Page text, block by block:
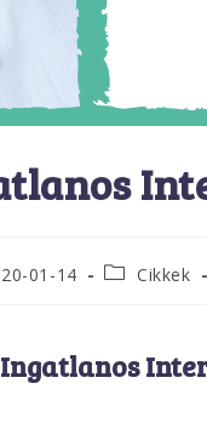
01-14
PostCikkek